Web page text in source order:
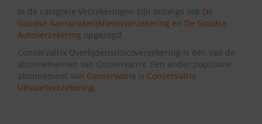
In de categorie Verzekeringen zijn onlangs ook De
Goudse Aansprakelijkheidsverzekering en De Goudse
Autoverzekering opgezegd.
Conservatrix Overlijdensrisicoverzekering is één van de
abonnementen van Conservatrix. Een ander populaire
abonnement van Conservatrix is Conservatrix
Uitvaartverzekering.